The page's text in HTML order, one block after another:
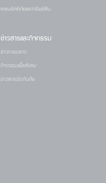
เคลมอัคคีภัยและทรัพย์สิน
ข่าวสารและกิจกรรม
ข่าวการตลาด
กิจกรรมเพื่อสังคม
ข่าวสารประกันภัย